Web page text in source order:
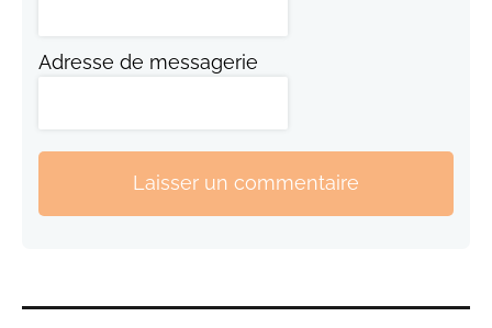
Adresse de messagerie
Laisser un commentaire